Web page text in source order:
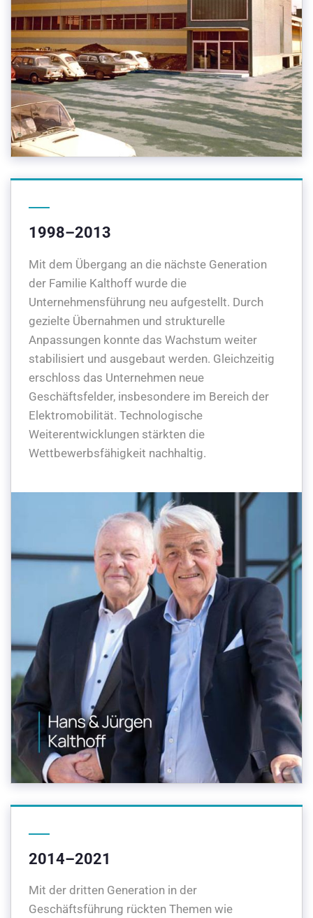
1998–2013
Mit dem Übergang an die nächste Generation
der Familie Kalthoff wurde die
Unternehmensführung neu aufgestellt. Durch
gezielte Übernahmen und strukturelle
Anpassungen konnte das Wachstum weiter
stabilisiert und ausgebaut werden. Gleichzeitig
erschloss das Unternehmen neue
Geschäftsfelder, insbesondere im Bereich der
Elektromobilität. Technologische
Weiterentwicklungen stärkten die
Wettbewerbsfähigkeit nachhaltig.
2014–2021
Mit der dritten Generation in der
Geschäftsführung rückten Themen wie